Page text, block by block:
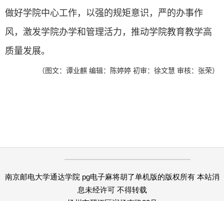
做好学院中心工作，以强的规矩意识，严的办事作
风，激发学院办学和管理活力，推动学院教育教学高
质量发展。
（图文： 谭业麒 编辑：陈婷婷 初审：徐文慧 审核：张荣）
南京邮电大学通达学院 pg电子麻将胡了单机版的版权所有 本站消
息未经许可 不得转载